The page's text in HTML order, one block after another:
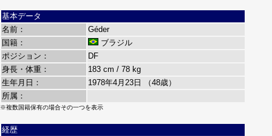
基本データ
名前：
Géder
国籍：
ブラジル
ポジション：
DF
身長・体重：
183 cm / 78 kg
生年月日：
1978年4月23日 （48歳）
所属：
※複数国籍保有の場合その一つを表示
経歴